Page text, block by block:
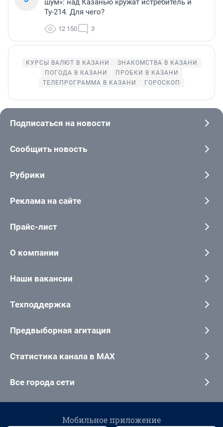
шум»: над Казанью кружат истребитель и
Ту-214. Для чего?
12 150 3
КУРСЫ ВАЛЮТ В КАЗАНИ
ЗНАКОМСТВА В КАЗАНИ
ПОГОДА В КАЗАНИ
ПРОБКИ В КАЗАНИ
ТЕЛЕПРОГРАММА В КАЗАНИ
ГОРОСКОП
Подписаться на новости
Сообщить новость
Рубрики
Реклама на сайте
Прайс-лист
О компании
Наши вакансии
Техподдержка
Предвыборная агитация
Статистика канала в MAX
Все города сети
Мобильное приложение